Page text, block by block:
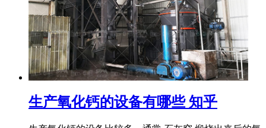
生产氧化钙的设备有哪些 知乎